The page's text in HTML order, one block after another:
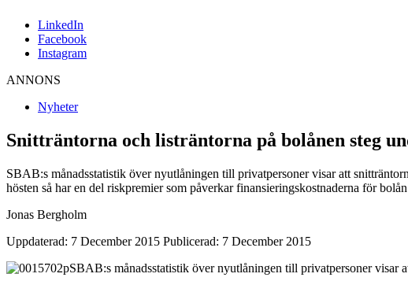
LinkedIn
Facebook
Instagram
ANNONS
Nyheter
Snitträntorna och listräntorna på bolånen steg
SBAB:s månadsstatistik över nyutlåningen till privatpersoner visar att
hösten så har en del riskpremier som påverkar finansieringskostnaderna för
Jonas Bergholm
Uppdaterad: 7 December 2015 Publicerad: 7 December 2015
SBAB:s månadsstatistik över nyutlåningen till privatpersoner visar